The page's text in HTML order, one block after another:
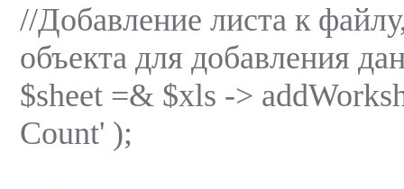
//Добавление листа к
объекта для добавления
$sheet =& $xls ->
Count' );